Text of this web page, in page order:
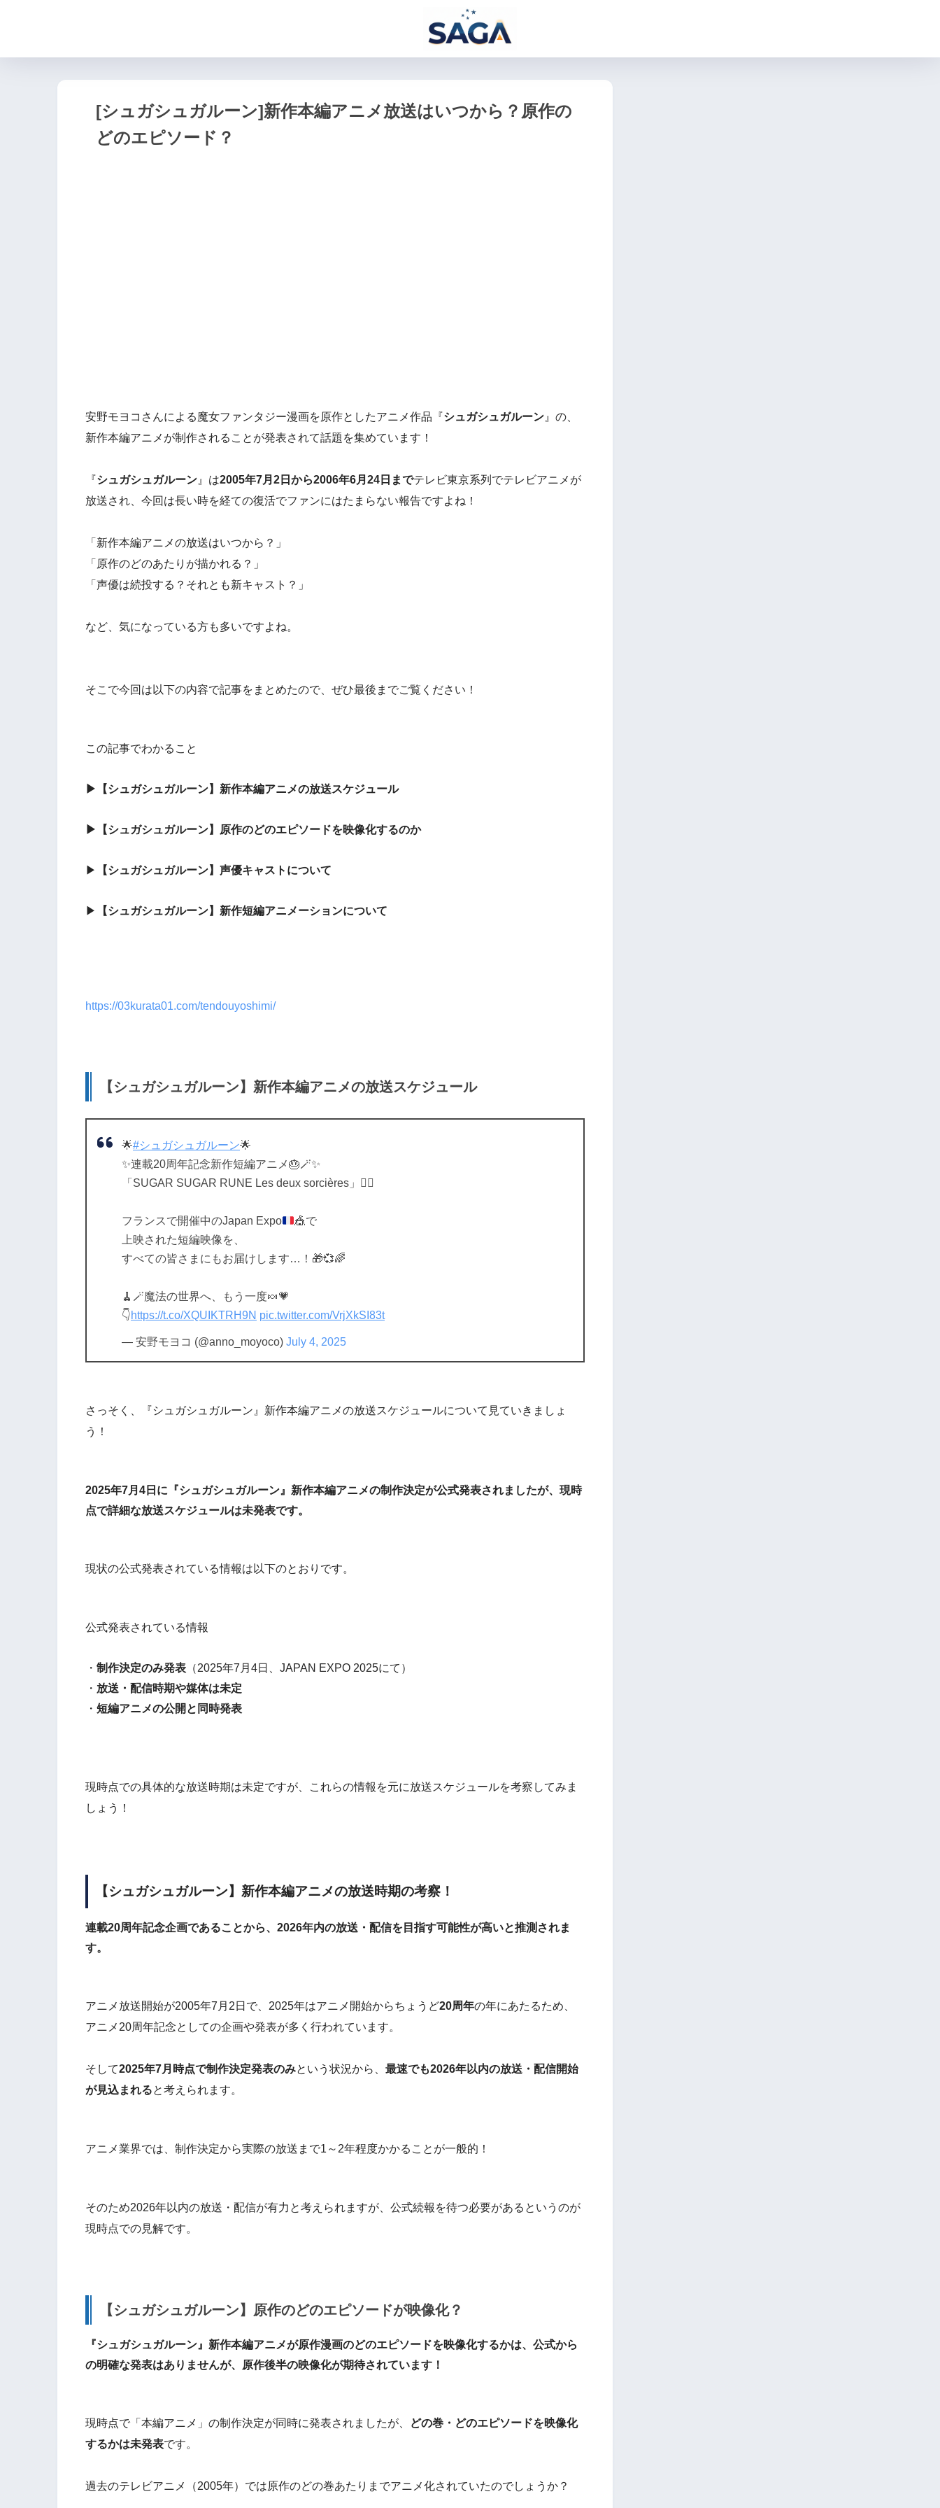
[シュガシュガルーン]新作本編アニメ放送はいつから？原作の
どのエピソード？
安野モヨコさんによる魔女ファンタジー漫画を原作としたアニメ作品『シュガシュガルーン 』の、
新作本編アニメ が制作されることが発表されて話題を集めています！
『シュガシュガルーン 』は2005年7月2日から2006年6月24日までテレビ東京系列でテレビアニメが
放送され、今回は長い時を経ての復活でファンにはたまらない報告ですよね！
「新作本編アニメの放送はいつから？」
「原作のどのあたりが描かれる？」
「声優は続投する？それとも新キャスト？」
など、気になっている方も多いですよね。
そこで今回は以下の内容で記事をまとめたので、ぜひ最後までご覧ください！
この記事でわかること
▶【シュガシュガルーン】 新作本編アニメの放送スケジュール
▶ 【シュガシュガルーン】 原作のどのエピソードを映像化するのか
▶ 【シュガシュガルーン】 声優キャストについて
▶ 【シュガシュガルーン】 新作短編アニメーションについて
https://03kurata01.com/tendouyoshimi/
【シュガシュガルーン】新作本編アニメの放送スケジュール
🌟#シュガシュガルーン🌟
✨連載20周年記念新作短編アニメ🎂🪄✨
「SUGAR SUGAR RUNE Les deux sorcières」🧙‍♀️
フランスで開催中のJapan Expo 🎪で
上映された短編映像を、
すべての皆さまにもお届けします…！🎁💞🌈
🧹🪄魔法の世界へ、もう一度🍬💗
👇https://t.co/XQUIKTRH9N pic.twitter.com/VrjXkSI83t
— 安野モヨコ (@anno_moyoco) July 4, 2025
さっそく、『シュガシュガルーン』新作本編アニメの放送スケジュールについて見ていきましょ
う！
2025年7月4日に『シュガシュガルーン』新作本編アニメの制作決定が公式発表されましたが、現時
点で詳細な放送スケジュールは未発表です。
現状の公式発表されている情報は以下のとおりです。
公式発表されている情報
・ 制作決定のみ発表 （2025年7月4日、JAPAN EXPO 2025にて）
・ 放送・配信時期や媒体は未定
・ 短編アニメの公開と同時発表
現時点での具体的な放送時期は未定ですが、これらの情報を元に放送スケジュールを考察してみま
しょう！
【シュガシュガルーン】新作本編アニメの放送時期の考察！
連載20周年記念企画であることから、 2026年内の放送・配信を目指す可能性が高いと推測されま
す。
アニメ放送開始が2005年7月2日で、2025年はアニメ開始からちょうど20周年の年にあたるため、
アニメ20周年記念としての企画や発表が多く行われています。
そして2025年7月時点で制作決定発表のみという状況から、 最速でも2026年以内の放送・配信開始
が見込まれると考えられます。
アニメ業界では、制作決定から実際の放送まで1～2年程度かかることが一般的！
そのため2026年以内の放送・配信が有力と考えられますが、公式続報を待つ必要があるというのが
現時点での見解です。
【シュガシュガルーン】原作のどのエピソードが映像化？
『シュガシュガルーン』新作本編アニメが原作漫画のどのエピソードを映像化するかは、公式から
の明確な発表はありませんが、
原作後半の映像化が期待されています！
現時点で「本編アニメ」の制作決定が同時に発表されましたが、
どの巻・どのエピソードを映像化
するかは未発表です。
過去のテレビアニメ（2005年）では原作のどの巻あたりまでアニメ化されていたのでしょうか？